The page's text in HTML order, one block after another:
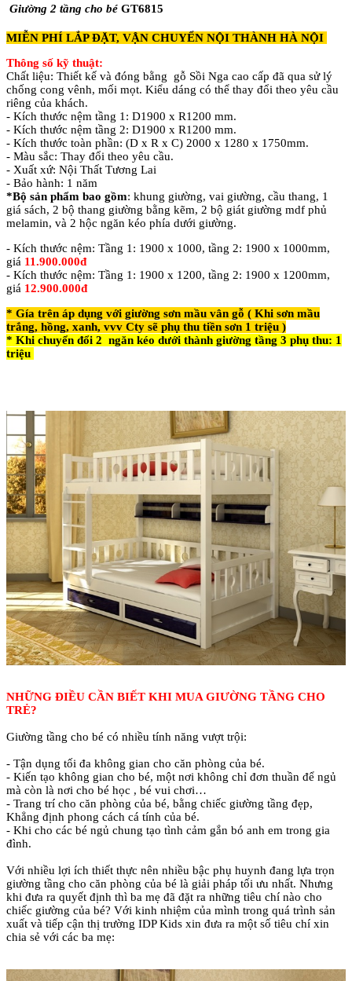
Giường 2 tầng cho bé GT6815
MIỄN PHÍ LẮP ĐẶT, VẬN CHUYỂN NỘI THÀNH HÀ NỘI
Thông số kỹ thuật:
Chất liệu: Thiết kế và đóng bằng gỗ Sồi Nga cao cấp đã qua sử lý
chống cong vênh, mối mọt. Kiểu dáng có thể thay đổi theo yêu cầu
riêng của khách.
- Kích thước nệm tầng 1: D1900 x R1200 mm.
- Kích thước nệm tầng 2: D1900 x R1200 mm.
- Kích thước toàn phần: (D x R x C) 2000 x 1280 x 1750mm.
- Màu sắc: Thay đổi theo yêu cầu.
- Xuất xứ: Nội Thất Tương Lai
- Bảo hành: 1 năm
*Bộ sản phẩm bao gồm: khung giường, vai giường, cầu thang, 1
giá sách, 2 bộ thang giường bằng kẽm, 2 bộ giát giường mdf phủ
melamin, và 2 hộc ngăn kéo phía dưới giường.
- Kích thước nệm: Tầng 1: 1900 x 1000, tầng 2: 1900 x 1000mm,
giá 11.900.000đ
- Kích thước nệm: Tầng 1: 1900 x 1200, tầng 2: 1900 x 1200mm,
giá 12.900.000đ
* Gía trên áp dụng với giường sơn mầu vân gỗ ( Khi sơn mầu
trắng, hồng, xanh, vvv Cty sẽ phụ thu tiền sơn 1 triệu )
* Khi chuyển đổi 2 ngăn kéo dưới thành giường tầng 3 phụ thu: 1
triệu
NHỮNG ĐIỀU CẦN BIẾT KHI MUA GIƯỜNG TẦNG CHO
TRẺ?
Giường tầng cho bé có nhiều tính năng vượt trội:
- Tận dụng tối đa không gian cho căn phòng của bé.
- Kiến tạo không gian cho bé, một nơi không chỉ đơn thuần để ngủ
mà còn là nơi cho bé học , bé vui chơi…
- Trang trí cho căn phòng của bé, bằng chiếc giường tầng đẹp,
Khẳng định phong cách cá tính của bé.
- Khi cho các bé ngủ chung tạo tình cảm gắn bó anh em trong gia
đình.
Với nhiều lợi ích thiết thực nên nhiều bậc phụ huynh đang lựa trọn
giường tầng cho căn phòng của bé là giải pháp tối ưu nhất. Nhưng
khi đưa ra quyết định thì ba mẹ đã đặt ra những tiêu chí nào cho
chiếc giường của bé? Với kinh nhiệm của mình trong quá trình sản
xuất và tiếp cận thị trường IDP Kids xin đưa ra một số tiêu chí xin
chia sẻ với các ba mẹ: